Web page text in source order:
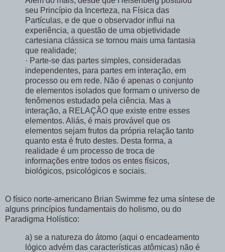
seu Princípio da Incerteza, na Física das
Partículas, e de que o observador influi na
experiência, a questão de uma objetividade
cartesiana clássica se tornou mais uma fantasia
que realidade;
· Parte-se das partes simples, consideradas
independentes, para partes em interação, em
processo ou em rede. Não é apenas o conjunto
de elementos isolados que formam o universo de
fenômenos estudado pela ciência. Mas a
interação, a RELAÇÃO que existe entre esses
elementos. Aliás, é mais provável que os
elementos sejam frutos da própria relação tanto
quanto esta é fruto destes. Desta forma, a
realidade é um processo de troca de
informações entre todos os entes físicos,
biológicos, psicológicos e sociais.
O físico norte-americano Brian Swimme fez uma síntese de
alguns princípios fundamentais do holismo, ou do
Paradigma Holístico:
a) se a natureza do átomo (aqui o encadeamento
lógico advém das características atômicas) não é